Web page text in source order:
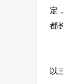
定
都
以